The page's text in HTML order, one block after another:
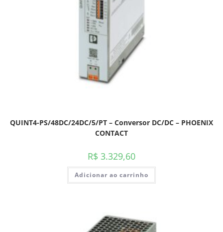
QUINT4-PS/48DC/24DC/5/PT – Conversor DC/DC – PHOENIX
CONTACT
R$ 3.329,60
Adicionar ao carrinho